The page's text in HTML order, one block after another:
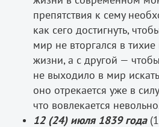
препятствия к сему
как сего достигнуть,
мир не вторгался в
жизни, а с другой —
не выходило в мир
оно отрекается уже в
что вовлекается
12 (24) июля 1839 года